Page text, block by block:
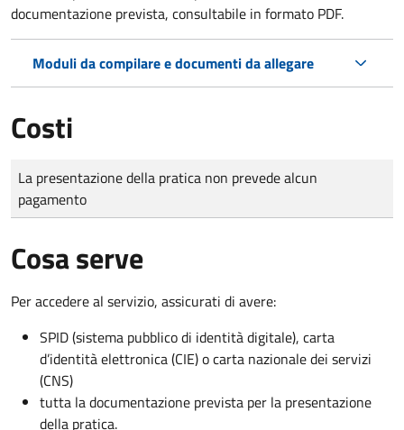
documentazione prevista, consultabile in formato PDF.
Moduli da compilare e documenti da allegare
Costi
Tipo di pagamento
Importo
La presentazione della pratica non prevede alcun
pagamento
Cosa serve
Per accedere al servizio, assicurati di avere:
SPID (sistema pubblico di identità digitale), carta
d’identità elettronica (CIE) o carta nazionale dei servizi
(CNS)
tutta la documentazione prevista per la presentazione
della pratica.